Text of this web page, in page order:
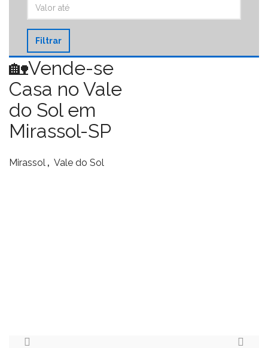
Filtrar
🏡Vende-se
Casa no Vale
do Sol em
Mirassol-SP
Mirassol , Vale do Sol